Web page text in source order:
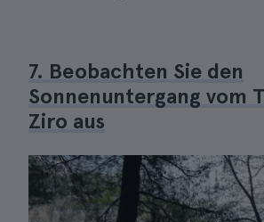
7. Beobachten Sie den
Sonnenuntergang vom
Ziro aus